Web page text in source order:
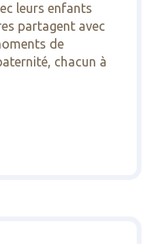
leurs enfants
partagent avec
de
chacun à